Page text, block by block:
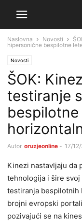
Naslovna Novosti
hipersonične bespilotne
Novosti
ŠOK:
testiranje
Autor oruzjeonline - 17/
Kinezi nastavljaju da
tehnologija i šire
testiranja bespilotnih
brojni evropski
pozivajući se na